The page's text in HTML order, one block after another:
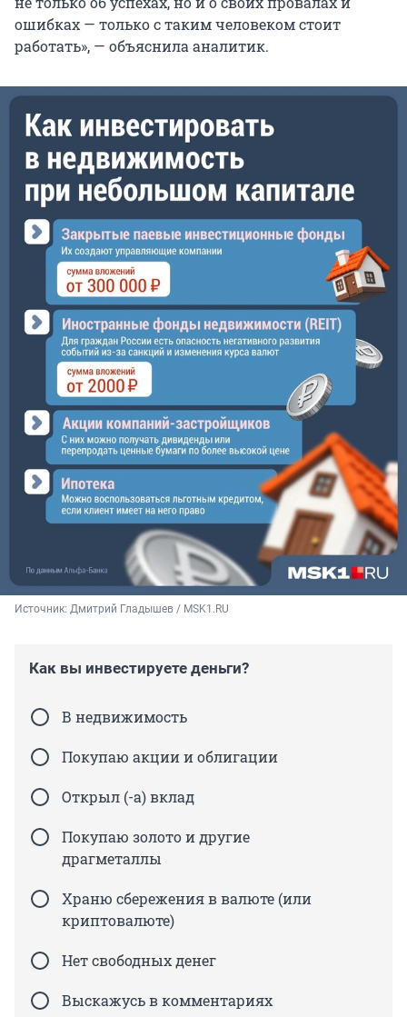
ошибках — только с таким человеком стоит
работать», — объяснила аналитик.
Источник: Дмитрий Гладышев / MSK1.RU
Как вы инвестируете деньги?
В недвижимость
Покупаю акции и облигации
Открыл (-а) вклад
Покупаю золото и другие
драгметаллы
Храню сбережения в валюте (или
криптовалюте)
Нет свободных денег
Выскажусь в комментариях